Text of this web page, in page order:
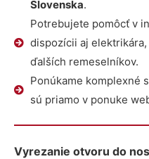
Slovenska.
Potrebujete pomôcť v
dispozícii aj
ďalších remeselníkov.
Ponúkame komplexné
sú priamo v ponuke
Vyrezanie otvoru do